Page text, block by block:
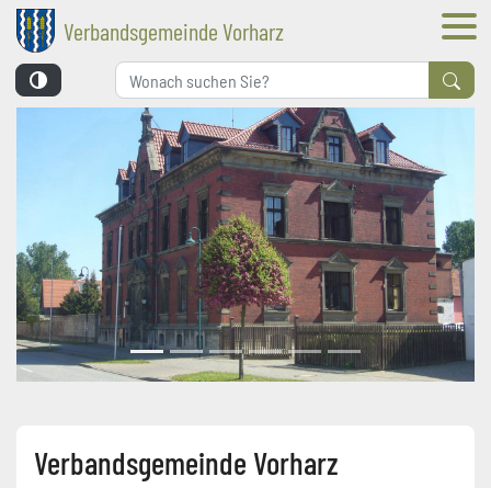
Verbandsgemeinde Vorharz
Verbandsgemeinde Vorharz